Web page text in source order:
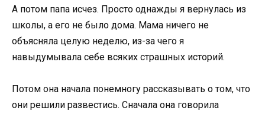
А потом папа исчез. Просто однажды я вернулась из
школы, а его не было дома. Мама ничего не
объясняла целую неделю, из-за чего я
навыдумывала себе всяких страшных историй.
Потом она начала понемногу рассказывать о том, что
они решили развестись. Сначала она говорила